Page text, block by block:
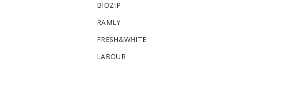
BIOZIP
RAMLY
FRESH&WHITE
LABOUR